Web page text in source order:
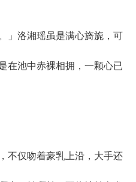
洛湘瑶虽是满心旖旎，可
在池中赤裸相拥，一颗心已
仅吻着豪乳上沿，大手还